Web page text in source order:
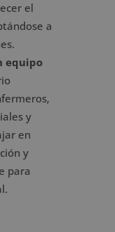
el
a
equipo
y
en
y
para